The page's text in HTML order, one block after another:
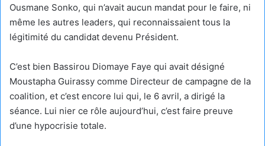
Ousmane Sonko, qui n’avait aucun mandat pour le faire, ni
même les autres leaders, qui reconnaissaient tous la
légitimité du candidat devenu Président.
C’est bien Bassirou Diomaye Faye qui avait désigné
Moustapha Guirassy comme Directeur de campagne de la
coalition, et c’est encore lui qui, le 6 avril, a dirigé la
séance. Lui nier ce rôle aujourd’hui, c’est faire preuve
d’une hypocrisie totale.